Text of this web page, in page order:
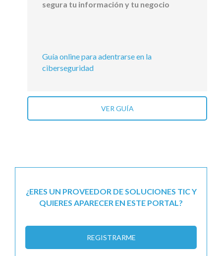
segura tu información y tu negocio
Guía online para adentrarse en la
ciberseguridad
VER GUÍA
¿ERES UN PROVEEDOR DE SOLUCIONES TIC Y
QUIERES APARECER EN ESTE PORTAL?
REGISTRARME